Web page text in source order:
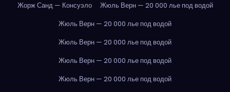
Жорж Санд — Консуэло
Жюль Верн — 20 000 лье под водой
Жюль Верн — 20 000 лье под водой
Жюль Верн — 20 000 лье под водой
Жюль Верн — 20 000 лье под водой
Жюль Верн — 20 000 лье под водой